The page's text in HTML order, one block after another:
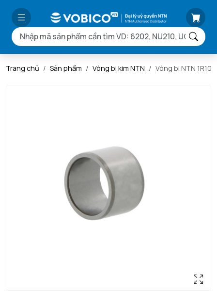
Trang chủ Sản phẩm Vòng bi kim NTN Vòng bi NTN